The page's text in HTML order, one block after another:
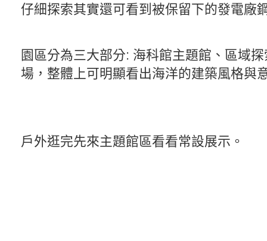
仔細探索其實還可看到被保留下的發電廠
園區分為三大部分: 海科館主題館、區域
場，整體上可明顯看出海洋的建築風格與
戶外逛完先來主題館區看看常設展示。